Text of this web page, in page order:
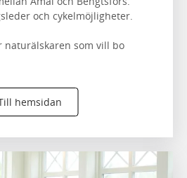
och cykelmöjligheter.
naturälskaren som vill bo
hemsidan